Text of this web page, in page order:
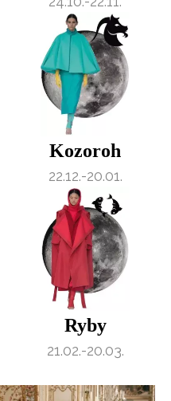
Kozoroh
22.12.-20.01.
Ryby
21.02.-20.03.